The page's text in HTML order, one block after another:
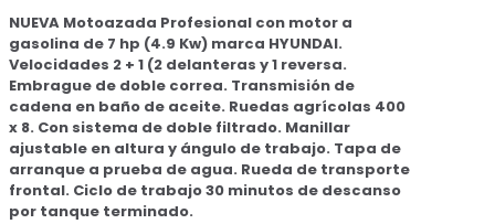
NUEVA Motoazada Profesional con motor a
gasolina de 7 hp (4.9 Kw) marca HYUNDAI.
Velocidades 2 + 1 (2 delanteras y 1 reversa.
Embrague de doble correa. Transmisión de
cadena en baño de aceite. Ruedas agrícolas 400
x 8. Con sistema de doble filtrado. Manillar
ajustable en altura y ángulo de trabajo. Tapa de
arranque a prueba de agua. Rueda de transporte
frontal. Ciclo de trabajo 30 minutos de descanso
por tanque terminado.